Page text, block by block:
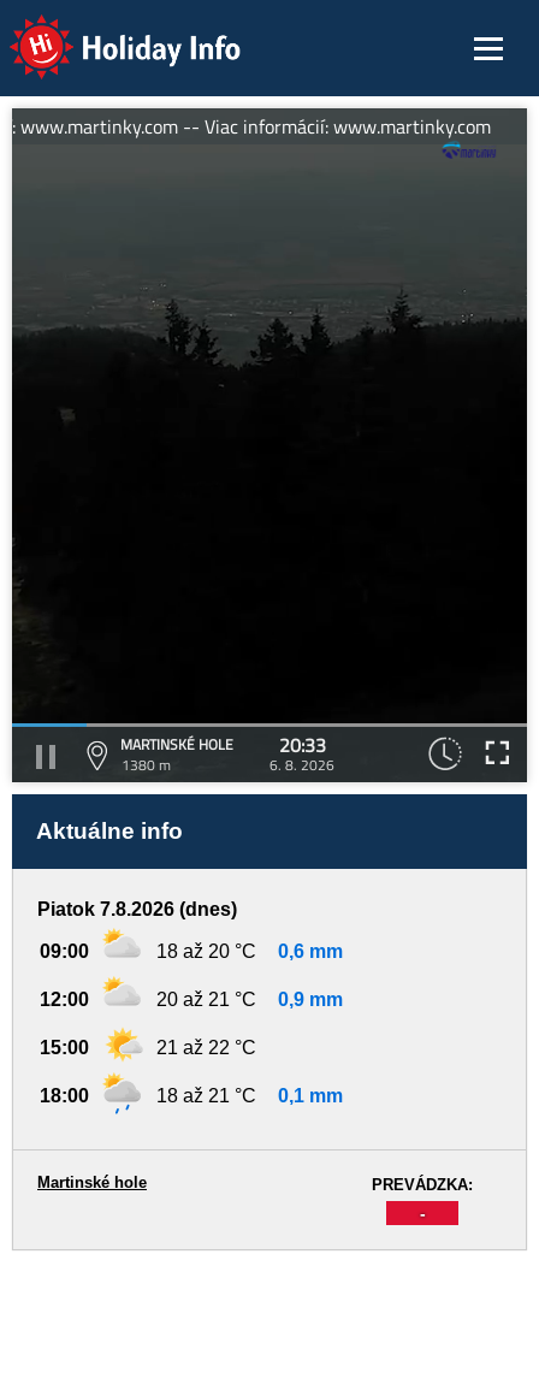
Holiday Info
www.martinky.com -- Viac informácií: www.martinky.com
MARTINSKÉ HOLE
1380 m
20:33
6. 8. 2026
Aktuálne info
Piatok 7.8.2026 (dnes)
09:00 18 až 20 °C 0,6 mm
12:00 20 až 21 °C 0,9 mm
15:00 21 až 22 °C
18:00 18 až 21 °C 0,1 mm
PREVÁDZKA:
-
Martinské hole